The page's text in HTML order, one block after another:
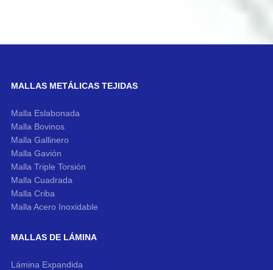
MALLAS METÁLICAS TEJIDAS
Malla Eslabonada
Malla Bovinos
Malla Gallinero
Malla Gavión
Malla Triple Torsión
Malla Cuadrada
Malla Criba
Malla Acero Inoxidable
MALLAS DE LÁMINA
Lámina Expandida